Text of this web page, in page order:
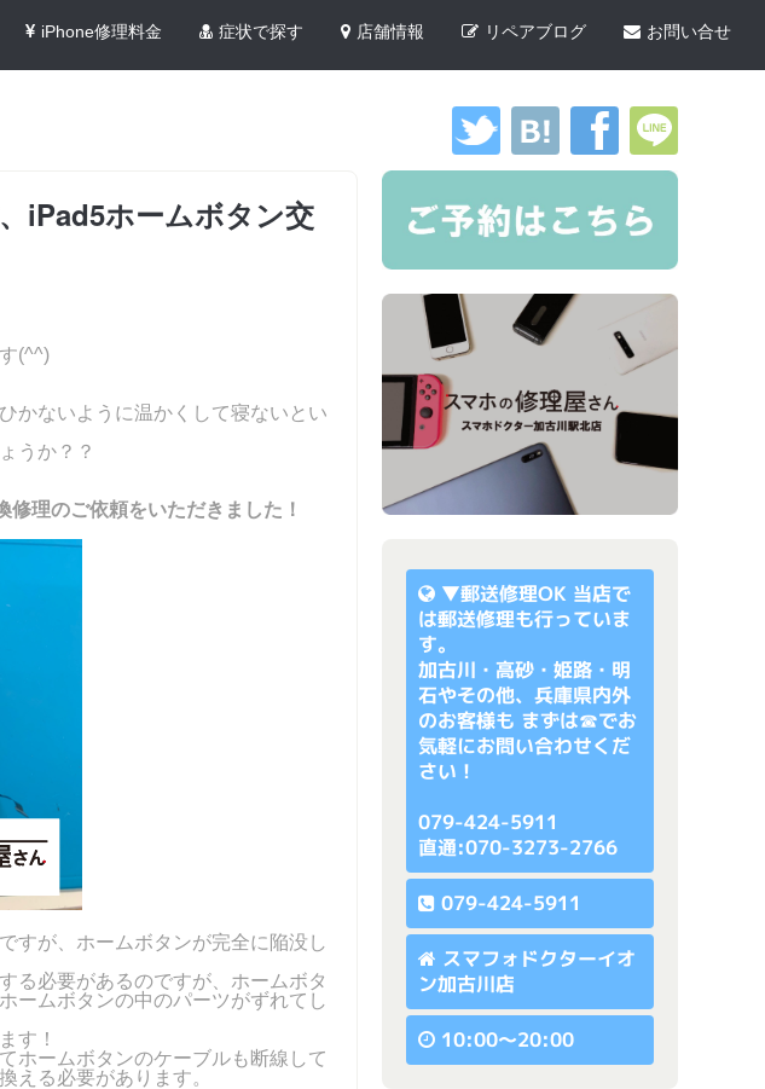
iPhone修理料金 症状で探す 店舗情報 リペアブログ お問い合せ
iPad5ホームボタン交
(^^)
かないように温かくして寝ないとい
うか？？
理のご依頼をいただきました！
すが、ホームボタンが完全に陥没し
る必要があるのですが、ホームボタ
ームボタンの中のパーツがずれてし
す！
ホームボタンのケーブルも断線して
える必要があります。
▼郵送修理OK 当店で
は郵送修理も行っていま
す。
加古川・高砂・姫路・明
石やその他、兵庫県内外
のお客様も まずは☎でお
気軽にお問い合わせくだ
さい！
079-424-5911
直通:070-3273-2766
079-424-5911
スマフォドクターイオ
ン加古川店
10:00〜20:00